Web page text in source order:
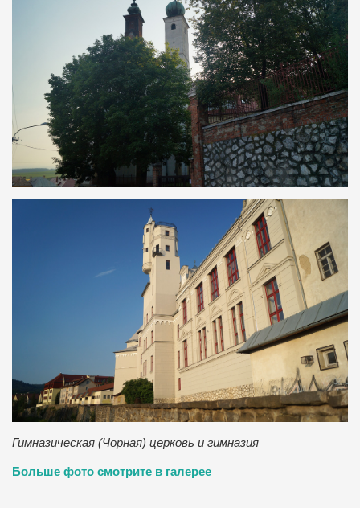
Гимназическая (Чорная) церковь и гимназия
Больше фото смотрите в галерее